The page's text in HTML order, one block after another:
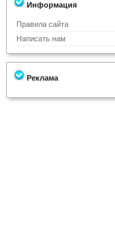
Информация
Правила сайта
Написать нам
Реклама